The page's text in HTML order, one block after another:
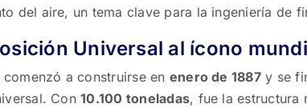
del aire, un tema clave para la ingeniería de
Universal al ícono
a construirse en enero de 1887y se
Con10.100 toneladas, fue la estructura